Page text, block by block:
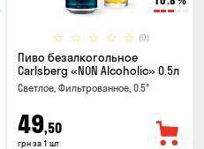
(0)
Пиво безалкогольное
Carlsberg «NON Alcoholic» 0.5л
Светлое, Фильтрованное, 0.5°
49,50
грн за 1 шт